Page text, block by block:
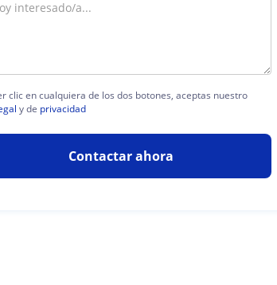
clic en cualquiera de los dos botones, aceptas nuestro
y de privacidad
Contactar ahora